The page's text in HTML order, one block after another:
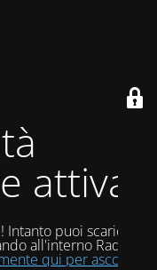
attiva
puoi scaricare
all'interno Radio
qui per ascoltarci!